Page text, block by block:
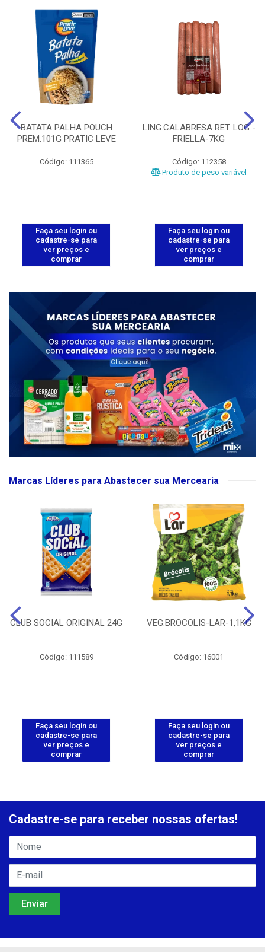
BATATA PALHA POUCH
PREM.101G PRATIC LEVE
Código: 111365
Faça seu login ou
cadastre-se para
ver preços e
comprar
LING.CALABRESA RET. LOG -
FRIELLA-7KG
Código: 112358
Produto de peso variável
Faça seu login ou
cadastre-se para
ver preços e
comprar
Marcas Líderes para Abastecer sua Mercearia
CLUB SOCIAL ORIGINAL 24G
Código: 111589
Faça seu login ou
cadastre-se para
ver preços e
comprar
VEG.BROCOLIS-LAR-1,1KG
Código: 16001
Faça seu login ou
cadastre-se para
ver preços e
comprar
Cadastre-se para receber nossas ofertas!